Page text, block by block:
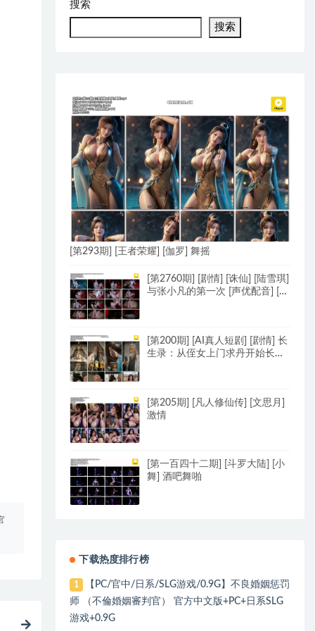
搜索
搜索
[第293期] [王者荣耀] [伽罗] 舞摇
[第2760期] [剧情] [诛仙] [陆雪琪]
与张小凡的第一次 [声优配音] [中
[第200期] [AI真人短剧] [剧情] 长
生录：从侄女上门求丹开始长生
[第205期] [凡人修仙传] [文思月]
激情
[第一百四十二期] [斗罗大陆] [小
舞] 酒吧舞啪
下载热度排行榜
1
【PC/官中/日系/SLG游戏/0.9G】不良婚姻惩罚
师 （不倫婚姻審判官） 官方中文版+PC+日系SLG
游戏+0.9G